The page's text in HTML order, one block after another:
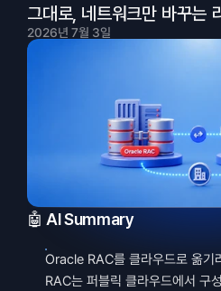
그대로, 네트워크만 바꾸는
2026년 7월 3일
🤖 AI Summary
Oracle RAC를 클라우드로 옮기
RAC는 퍼블릭 클라우드에서 구